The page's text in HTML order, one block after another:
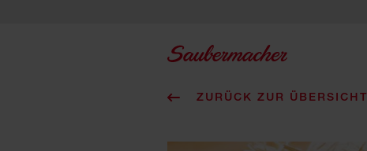
ZURÜCK ZUR ÜBERSICHT